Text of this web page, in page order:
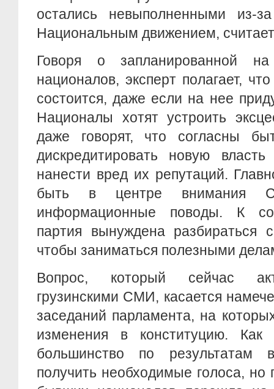
остались невыполненными из-
Национальным движением,
Говоря о запланированной
националов, эксперт полагает,
состоится, даже если на нее
Националы хотят устроить
даже говорят, что согласны
дискредитировать новую
нанести вред их репутаций.
быть в центре внимания
информационные поводы. К
партия вынуждена разбираться
чтобы заниматься полезными
Вопрос, который сейчас
грузинскими СМИ, касается
заседаний парламента, на
изменения в конституцию. Как
большинство по результатам
получить необходимые голоса, но